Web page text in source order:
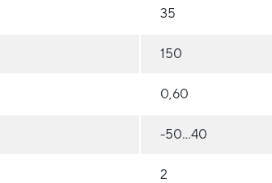
35
150
0,60
-50...40
2